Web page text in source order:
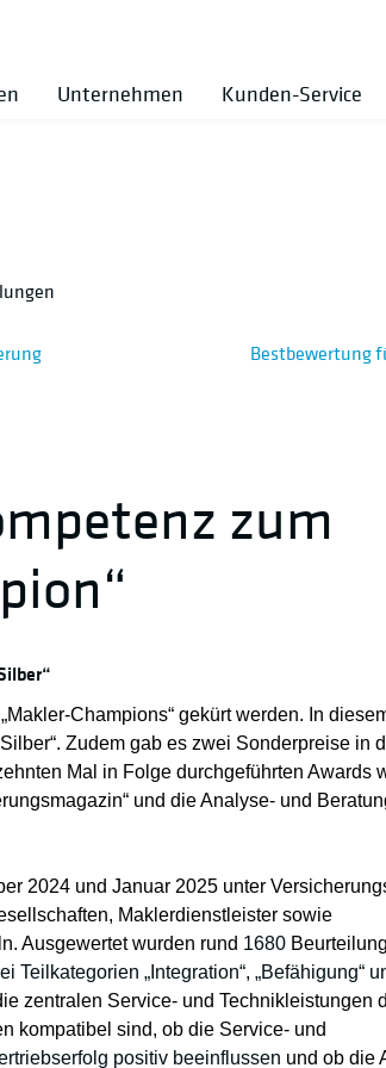
Unternehmen Kunden-Service
Bestbewertung
zum
Champions“ gekürt werden. In
Zudem gab es zwei Sonderpreise in
Mal in Folge durchgeführten Awards
und die Analyse- und
2024 und Januar 2025 unter
Maklerdienstleister sowie
Ausgewertet wurden rund 1680
Teilkategorien „Integration“, „Befähigung“
zentralen Service- und Technikleistungen
kompatibel sind, ob die Service- und
positiv beeinflussen und ob die